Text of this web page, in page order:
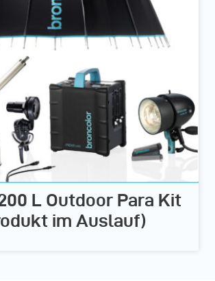
L Outdoor Para Kit
im Auslauf)